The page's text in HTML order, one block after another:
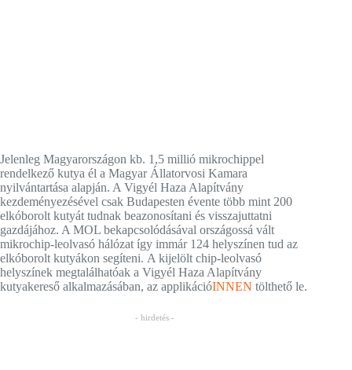
Jelenleg Magyarországon kb. 1,5 millió mikrochippel
rendelkező kutya él a Magyar Állatorvosi Kamara
nyilvántartása alapján. A Vigyél Haza Alapítvány
kezdeményezésével csak Budapesten évente több mint 200
elkóborolt kutyát tudnak beazonosítani és visszajuttatni
gazdájához. A MOL bekapcsolódásával országossá vált
mikrochip-leolvasó hálózat így immár 124 helyszínen tud az
elkóborolt kutyákon segíteni. A kijelölt chip-leolvasó
helyszínek megtalálhatóak a Vigyél Haza Alapítvány
kutyakereső alkalmazásában, az applikációINNEN tölthető le.
- hirdetés -